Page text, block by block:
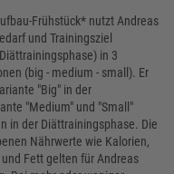
Frühstück* nutzt Andreas
und Trainingsziel
in 3
(big - medium - small). Er
"Big" in der
"Medium" und "Small"
in der Diättrainingsphase. Die
Nährwerte wie Kalorien,
Fett gelten für Andreas